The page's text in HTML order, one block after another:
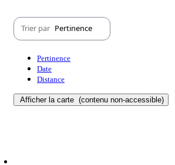
Trier par Pertinence
Pertinence
Date
Distance
Afficher la carte (contenu non-accessible)